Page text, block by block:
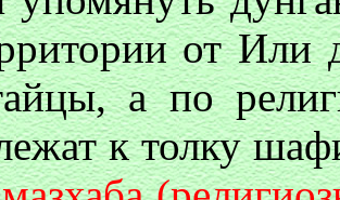
от Или
а по
к толку